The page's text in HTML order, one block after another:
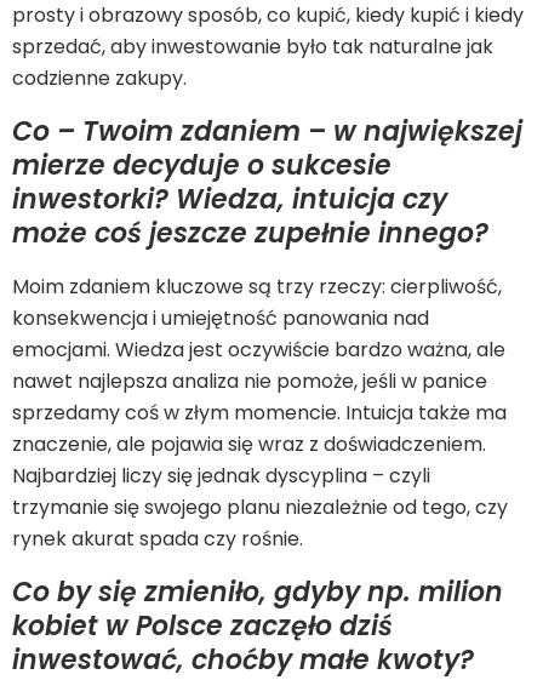
prosty i obrazowy sposób, co kupić, kiedy kupić i kiedy
sprzedać, aby inwestowanie było tak naturalne jak
codzienne zakupy.
Co – Twoim zdaniem – w największej
mierze decyduje o sukcesie
inwestorki? Wiedza, intuicja czy
może coś jeszcze zupełnie innego?
Moim zdaniem kluczowe są trzy rzeczy: cierpliwość,
konsekwencja i umiejętność panowania nad
emocjami. Wiedza jest oczywiście bardzo ważna, ale
nawet najlepsza analiza nie pomoże, jeśli w panice
sprzedamy coś w złym momencie. Intuicja także ma
znaczenie, ale pojawia się wraz z doświadczeniem.
Najbardziej liczy się jednak dyscyplina – czyli
trzymanie się swojego planu niezależnie od tego, czy
rynek akurat spada czy rośnie.
Co by się zmieniło, gdyby np. milion
kobiet w Polsce zaczęło dziś
inwestować, choćby małe kwoty?